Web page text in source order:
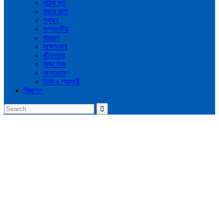
পাঠক মত
মজার বার্তা
স্বাস্থ্য
সম্পাদকীয়
মতামত
সাক্ষাৎকার
জীবনধারা
সাজগোজ
অন্যরকম
ভিডিও গ্যালারী
বিজ্ঞাপন